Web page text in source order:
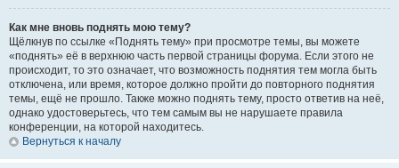
Как мне вновь поднять мою тему?
Щёлкнув по ссылке «Поднять тему» при просмотре темы, вы можете
«поднять» её в верхнюю часть первой страницы форума. Если этого не
происходит, то это означает, что возможность поднятия тем могла быть
отключена, или время, которое должно пройти до повторного поднятия
темы, ещё не прошло. Также можно поднять тему, просто ответив на неё,
однако удостоверьтесь, что тем самым вы не нарушаете правила
конференции, на которой находитесь.
Вернуться к началу